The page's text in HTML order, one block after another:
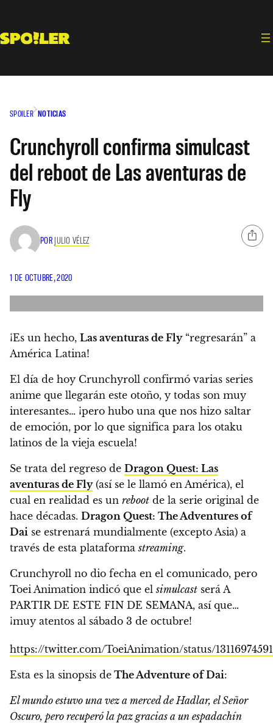
contenido
SPOILER NOTICIAS
Crunchyroll confirma simulcast
del reboot de Las aventuras de
Fly
POR JULIO VÉLEZ
1 DE OCTUBRE, 2020
¡Es un hecho, Las aventuras de Fly“regresarán” a
América Latina!
El día de hoy Crunchyroll confirmó varias series
anime que llegarán este otoño, y todas son muy
interesantes… ¡pero hubo una que nos hizo saltar
de emoción, por lo que significa para los otaku
latinos de la vieja escuela!
Se trata del regreso de Dragon Quest: Las
aventuras de Fly(así se le llamó en América), el
cual en realidad es un reboot de la serie original de
hace décadas. Dragon Quest: The Adventures of
Dai se estrenará mundialmente (excepto Asia) a
través de esta plataformastreaming.
Crunchyroll no dio fecha en el comunicado, pero
Toei Animation indicó que elsimulcast será A
PARTIR DE ESTE FIN DE SEMANA, así que…
¡muy atentos al sábado 3 de octubre!
https://twitter.com/ToeiAnimation/status/
Esta es la sinopsis de The Adventure of Dai:
El mundo estuvo una vez a merced de Hadlar, el Señor
Oscuro, pero recuperó la paz gracias a un espadachín